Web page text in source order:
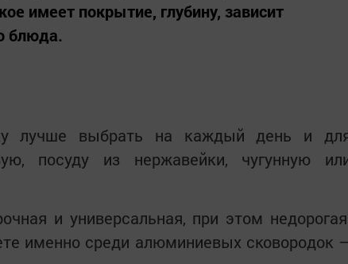
имеет покрытие, глубину, зависит
блюда.
лучше выбрать на каждый день и
посуду из нержавейки, чугунную
и универсальная, при этом
именно среди алюминиевых сковородок